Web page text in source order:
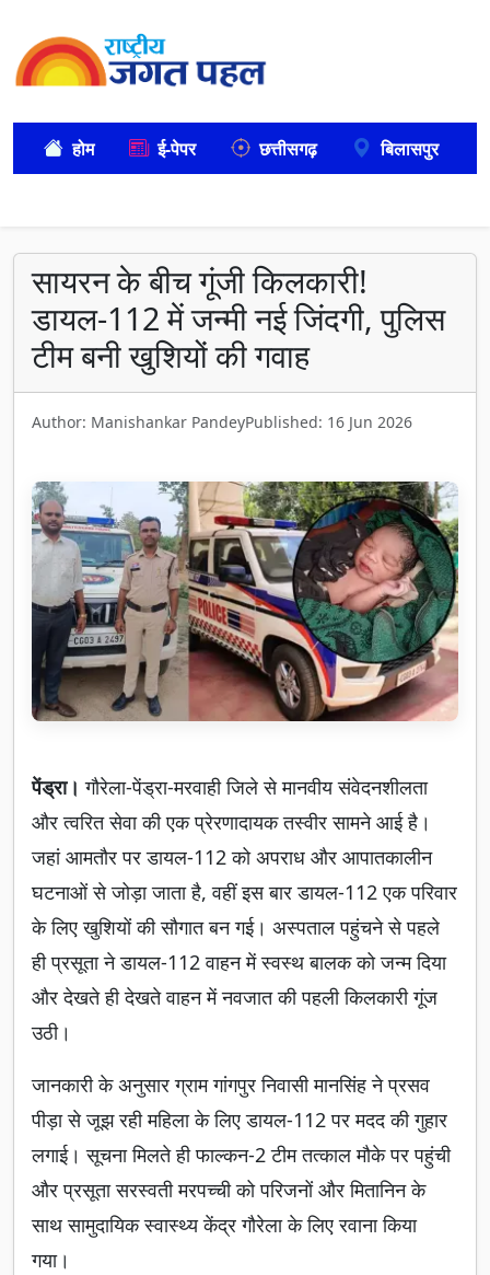
होम ई-पेपर छत्तीसगढ़ बिलासपुर
सायरन के बीच गूंजी किलकारी!
डायल-112 में जन्मी नई जिंदगी, पुलिस
टीम बनी खुशियों की गवाह
Author: Manishankar PandeyPublished: 16 Jun 2026
पेंड्रा। गौरेला-पेंड्रा-मरवाही जिले से मानवीय संवेदनशीलता
और त्वरित सेवा की एक प्रेरणादायक तस्वीर सामने आई है।
जहां आमतौर पर डायल-112 को अपराध और आपातकालीन
घटनाओं से जोड़ा जाता है, वहीं इस बार डायल-112 एक परिवार
के लिए खुशियों की सौगात बन गई। अस्पताल पहुंचने से पहले
ही प्रसूता ने डायल-112 वाहन में स्वस्थ बालक को जन्म दिया
और देखते ही देखते वाहन में नवजात की पहली किलकारी गूंज
उठी।
जानकारी के अनुसार ग्राम गांगपुर निवासी मानसिंह ने प्रसव
पीड़ा से जूझ रही महिला के लिए डायल-112 पर मदद की गुहार
लगाई। सूचना मिलते ही फाल्कन-2 टीम तत्काल मौके पर पहुंची
और प्रसूता सरस्वती मरपच्ची को परिजनों और मितानिन के
साथ सामुदायिक स्वास्थ्य केंद्र गौरेला के लिए रवाना किया
गया।